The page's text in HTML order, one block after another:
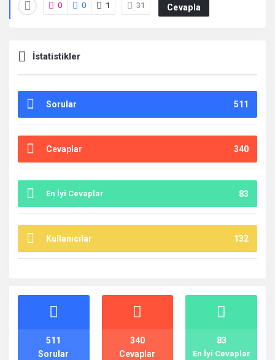
0 0 1 31 Cevapla
İstatistikler
Sorular 511
Cevaplar 340
En İyi Cevaplar 83
Kullanıcılar 132
İstatistikler
Sorular
511
Cevaplar
340
En İyi Cevaplar
83